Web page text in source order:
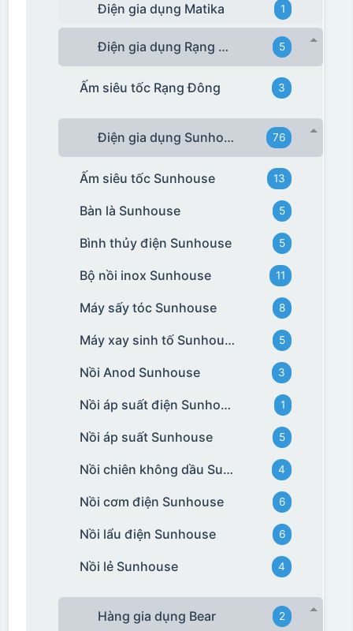
Điện gia dụng Matika 1
Điện gia dụng Rạng Đông 5
Ấm siêu tốc Rạng Đông 3
Điện gia dụng Sunhouse 76
Ấm siêu tốc Sunhouse 13
Bàn là Sunhouse 5
Bình thủy điện Sunhouse 5
Bộ nồi inox Sunhouse 11
Máy sấy tóc Sunhouse 8
Máy xay sinh tố Sunhouse 5
Nồi Anod Sunhouse 3
Nồi áp suất điện Sunhouse 1
Nồi áp suất Sunhouse 5
Nồi chiên không dầu Sunhouse 4
Nồi cơm điện Sunhouse 6
Nồi lẩu điện Sunhouse 6
Nồi lẻ Sunhouse 4
Hàng gia dụng Bear 2